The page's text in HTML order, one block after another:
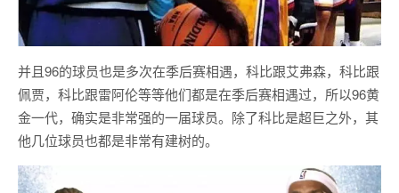
并且96的球员也是多次在季后赛相遇，科比跟艾弗森，科比跟
佩贾，科比跟雷阿伦等等他们都是在季后赛相遇过，所以96黄
金一代，确实是非常强的一届球员。除了科比是超巨之外，其
他几位球员也都是非常有建树的。